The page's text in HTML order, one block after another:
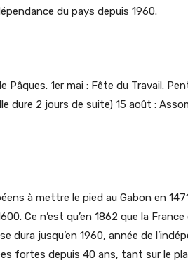
du pays depuis 1960.
Pâques. 1er mai : Fête du Travail.
dure 2 jours de suite) 15 août :
à mettre le pied au Gabon en
Ce n’est qu’en 1862 que la
jusqu’en 1960, année de
fortes depuis 40 ans, tant sur le